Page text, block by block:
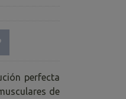
perfecta
de